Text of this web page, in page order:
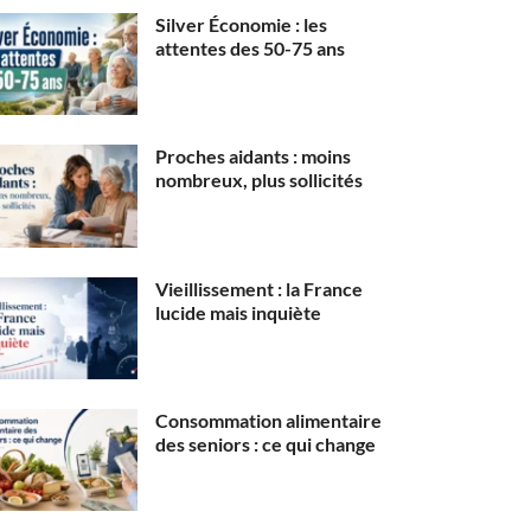
Silver Économie : les
attentes des 50-75 ans
Proches aidants : moins
nombreux, plus sollicités
Vieillissement : la France
lucide mais inquiète
Consommation alimentaire
des seniors : ce qui change